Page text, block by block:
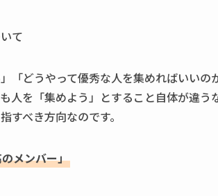
て
「どうやって優秀な人を集めればいいの
人を「集めよう」とすること自体が違う
すべき方向なのです。
メンバー」